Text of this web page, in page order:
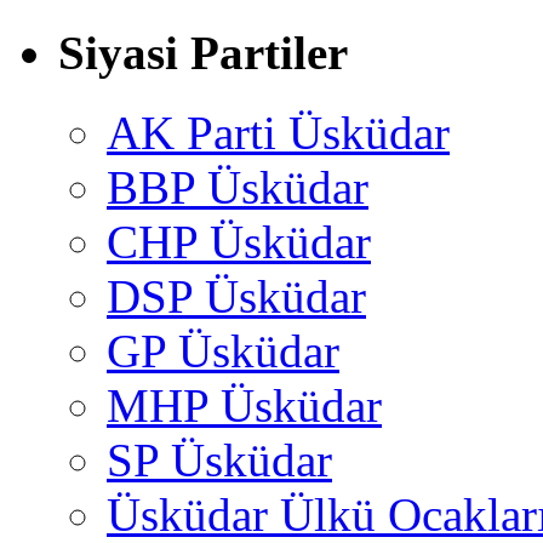
Siyasi Partiler
AK Parti Üsküdar
BBP Üsküdar
CHP Üsküdar
DSP Üsküdar
GP Üsküdar
MHP Üsküdar
SP Üsküdar
Üsküdar Ülkü